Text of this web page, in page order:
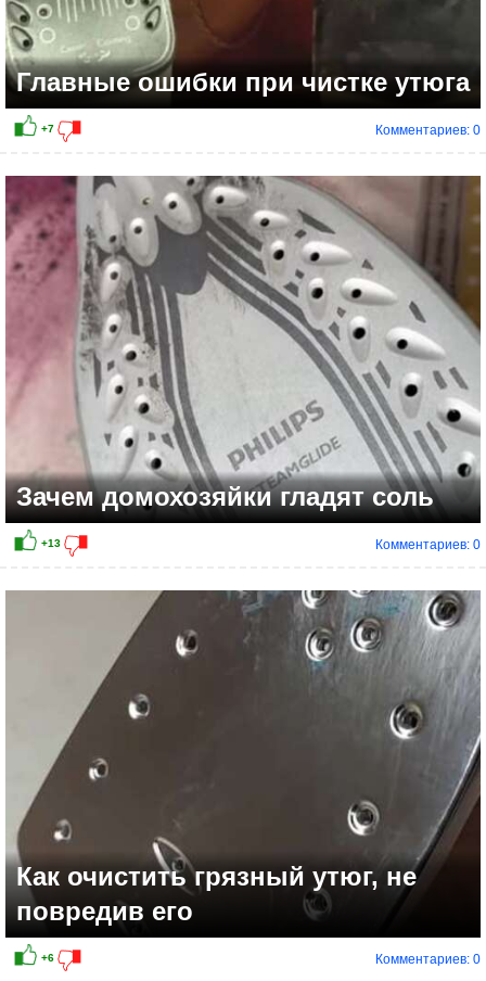
Главные ошибки при чистке утюга
Комментариев: 0
Зачем домохозяйки гладят соль
Комментариев: 0
Как очистить грязный утюг, не
повредив его
Комментариев: 0